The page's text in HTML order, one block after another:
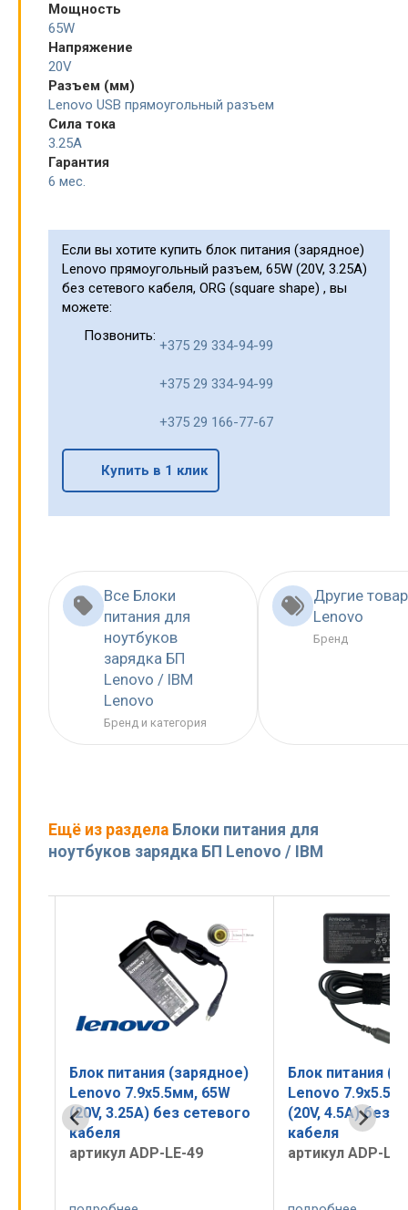
Мощность
65W
Напряжение
20V
Разъем (мм)
Lenovo USB прямоугольный разъем
Сила тока
3.25A
Гарантия
6 мес.
Если вы хотите купить блок питания (зарядное)
Lenovo прямоугольный разъем, 65W (20V, 3.25A)
без сетевого кабеля, ORG (square shape) , вы
можете:
Позвонить:
+375 29 334-94-99
+375 29 334-94-99
+375 29 166-77-67
Купить в 1 клик
Все Блоки
питания для
ноутбуков
зарядка БП
Lenovo / IBM
Lenovo
Бренд и категория
Другие
Lenovo
Бренд
Ещё из раздела Блоки питания для
ноутбуков зарядка БП Lenovo / IBM
Блок питания (зарядное)
Lenovo 7.9x5.5мм, 65W
(20V, 3.25A) без сетевого
кабеля
артикул ADP-LE-49
Блок питания
Lenovo
(20V, 4.5A) без
кабеля
артикул ADP-